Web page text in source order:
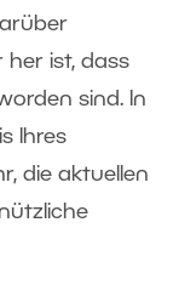
her ist, dass
sind. In
Ihres
die aktuellen